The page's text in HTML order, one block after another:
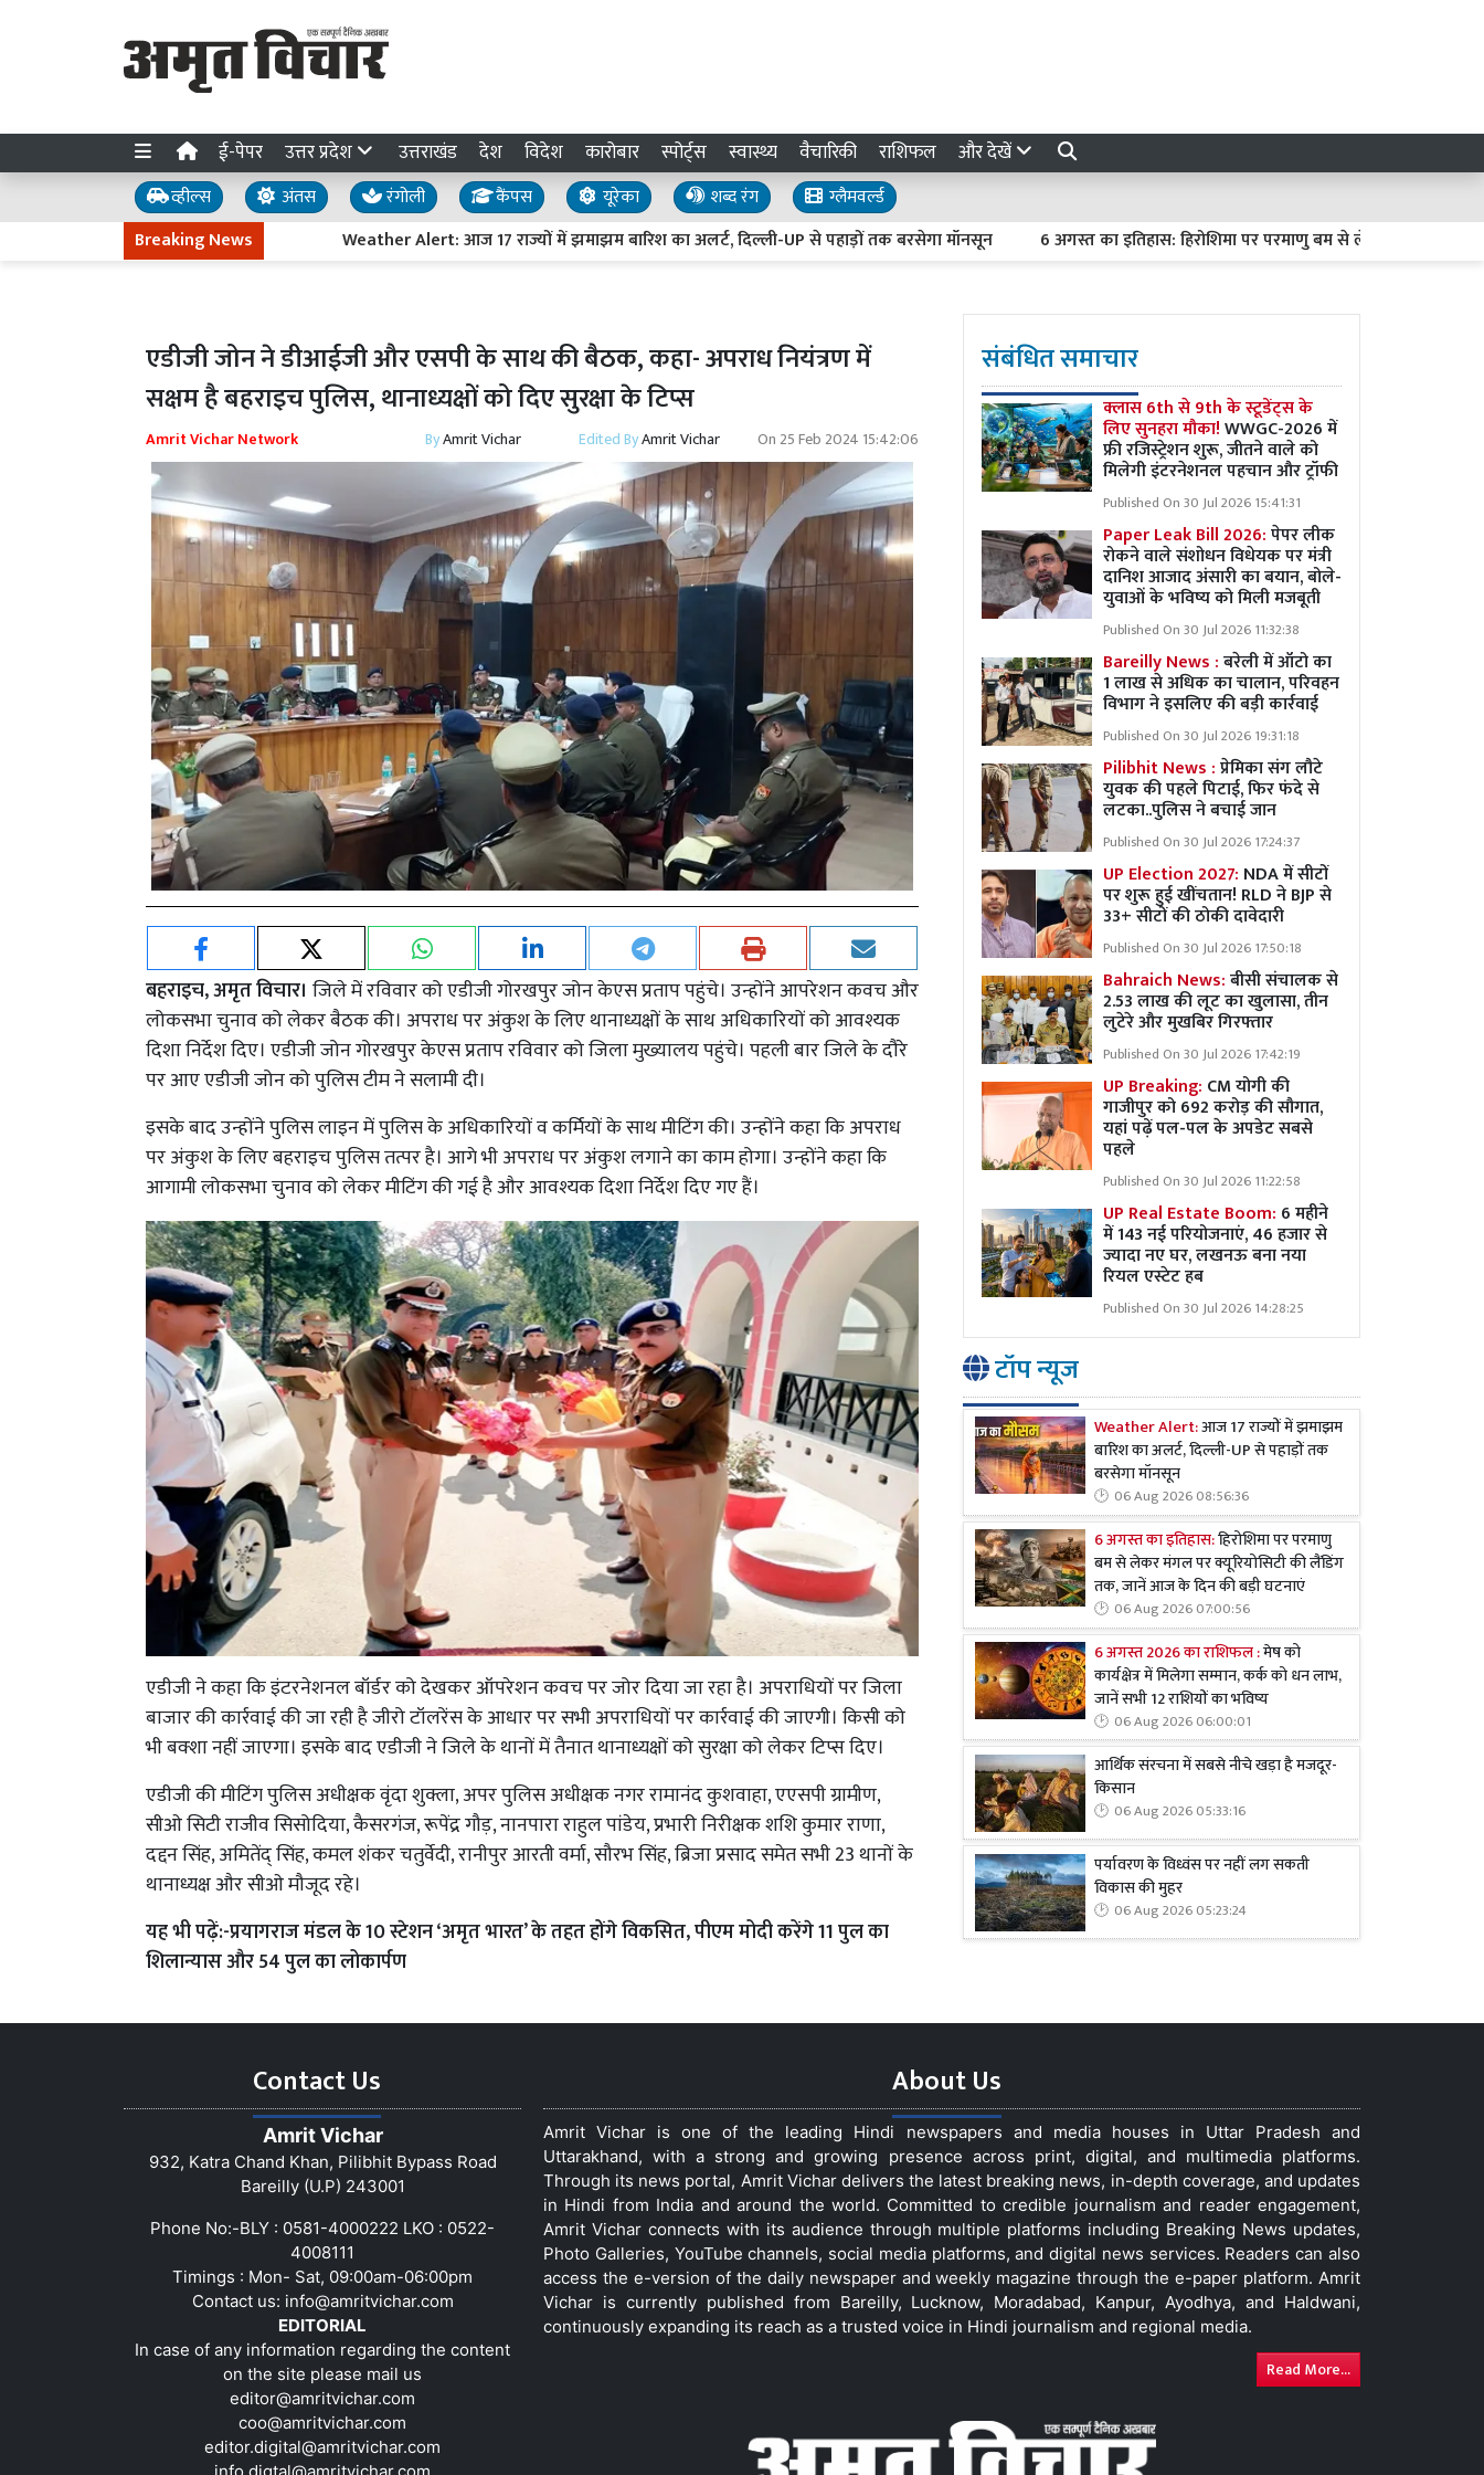
ई-पेपर उत्तर प्रदेश उत्तराखंड देश विदेश कारोबार स्पोर्ट्स स्वास्थ्य वैचारिकी राशिफल और देखें
व्हील्स अंतस रंगोली कैंपस यूरेका शब्द रंग
ग्लैमवर्ल्ड
Breaking News
Weather Alert: आज 17 राज्यों में झमाझम बारिश का अलर्ट, दिल्ली-UP से पहाड़ों तक बरसेगा मॉनसून 6 अगस्त का इतिहास: हिरोशिमा पर परमाणु बम से लेकर मंगल पर
एडीजी जोन ने डीआईजी और एसपी के साथ की बैठक, कहा- अपराध नियंत्रण में
सक्षम है बहराइच पुलिस, थानाध्यक्षों को दिए सुरक्षा के टिप्स
Amrit Vichar Network ByAmrit Vichar Edited ByAmrit Vichar On 25 Feb 2024 15:42:06
बहराइच, अमृत विचार। जिले में रविवार को एडीजी गोरखपुर जोन केएस प्रताप पहुंचे। उन्होंने आपरेशन कवच और
लोकसभा चुनाव को लेकर बैठक की। अपराध पर अंकुश के लिए थानाध्यक्षों के साथ अधिकारियों को आवश्यक
दिशा निर्देश दिए। एडीजी जोन गोरखपुर केएस प्रताप रविवार को जिला मुख्यालय पहुंचे। पहली बार जिले के दौरे
पर आए एडीजी जोन को पुलिस टीम ने सलामी दी।
इसके बाद उन्होंने पुलिस लाइन में पुलिस के अधिकारियों व कर्मियों के साथ मीटिंग की। उन्होंने कहा कि अपराध
पर अंकुश के लिए बहराइच पुलिस तत्पर है। आगे भी अपराध पर अंकुश लगाने का काम होगा। उन्होंने कहा कि
आगामी लोकसभा चुनाव को लेकर मीटिंग की गई है और आवश्यक दिशा निर्देश दिए गए हैं।
एडीजी ने कहा कि इंटरनेशनल बॉर्डर को देखकर ऑपरेशन कवच पर जोर दिया जा रहा है। अपराधियों पर जिला
बाजार की कार्रवाई की जा रही है जीरो टॉलरेंस के आधार पर सभी अपराधियों पर कार्रवाई की जाएगी। किसी को
भी बक्शा नहीं जाएगा। इसके बाद एडीजी ने जिले के थानों में तैनात थानाध्यक्षों को सुरक्षा को लेकर टिप्स दिए।
एडीजी की मीटिंग पुलिस अधीक्षक वृंदा शुक्ला, अपर पुलिस अधीक्षक नगर रामानंद कुशवाहा, एएसपी ग्रामीण,
सीओ सिटी राजीव सिसोदिया, कैसरगंज, रूपेंद्र गौड़, नानपारा राहुल पांडेय, प्रभारी निरीक्षक शशि कुमार राणा,
दद्दन सिंह, अमितेंद् सिंह, कमल शंकर चतुर्वेदी, रानीपुर आरती वर्मा, सौरभ सिंह, ब्रिजा प्रसाद समेत सभी 23 थानों के
थानाध्यक्ष और सीओ मौजूद रहे।
यह भी पढ़ें:-प्रयागराज मंडल के 10 स्टेशन ‘अमृत भारत’ के तहत होंगे विकसित, पीएम मोदी करेंगे 11 पुल का
शिलान्यास और 54 पुल का लोकार्पण
संबंधित समाचार
क्लास 6th से 9th के स्टूडेंट्स के
लिए सुनहरा मौका!WWGC-2026 में
फ्री रजिस्ट्रेशन शुरू, जीतने वाले को
मिलेगी इंटरनेशनल पहचान और ट्रॉफी
Published On 30 Jul 2026 15:41:31
Paper Leak Bill 2026:पेपर लीक
रोकने वाले संशोधन विधेयक पर मंत्री
दानिश आजाद अंसारी का बयान, बोले-
युवाओं के भविष्य को मिली मजबूती
Published On 30 Jul 2026 11:32:38
Bareilly News :बरेली में ऑटो का
1 लाख से अधिक का चालान, परिवहन
विभाग ने इसलिए की बड़ी कार्रवाई
Published On 30 Jul 2026 19:31:18
Pilibhit News :प्रेमिका संग लौटे
युवक की पहले पिटाई, फिर फंदे से
लटका..पुलिस ने बचाई जान
Published On 30 Jul 2026 17:24:37
UP Election 2027: NDA में सीटों
पर शुरू हुई खींचतान! RLD ने BJP से
33+ सीटों की ठोकी दावेदारी
Published On 30 Jul 2026 17:50:18
Bahraich News:बीसी संचालक से
2.53 लाख की लूट का खुलासा, तीन
लुटेरे और मुखबिर गिरफ्तार
Published On 30 Jul 2026 17:42:19
UP Breaking: CM योगी की
गाजीपुर को 692 करोड़ की सौगात,
यहां पढ़ें पल-पल के अपडेट सबसे
पहले
Published On 30 Jul 2026 11:22:58
UP Real Estate Boom: 6 महीने
में 143 नई परियोजनाएं, 46 हजार से
ज्यादा नए घर, लखनऊ बना नया
रियल एस्टेट हब
Published On 30 Jul 2026 14:28:25
टॉप न्यूज
Weather Alert:आज 17 राज्यों में झमाझम
बारिश का अलर्ट, दिल्ली-UP से पहाड़ों तक
बरसेगा मॉनसून
06 Aug 2026 08:56:36
6 अगस्त का इतिहास:हिरोशिमा पर परमाणु
बम से लेकर मंगल पर क्यूरियोसिटी की लैंडिंग
तक, जानें आज के दिन की बड़ी घटनाएं
06 Aug 2026 07:00:56
6 अगस्त 2026 का राशिफल :मेष को
कार्यक्षेत्र में मिलेगा सम्मान, कर्क को धन लाभ,
जानें सभी 12 राशियों का भविष्य
06 Aug 2026 06:00:01
आर्थिक संरचना में सबसे नीचे खड़ा है मजदूर-
किसान
06 Aug 2026 05:33:16
पर्यावरण के विध्वंस पर नहीं लग सकती
विकास की मुहर
06 Aug 2026 05:23:24
Contact Us
Amrit Vichar
932, Katra Chand Khan, Pilibhit Bypass Road
Bareilly (U.P) 243001
Phone No:-BLY : 0581-4000222 LKO : 0522-
4008111
Timings : Mon- Sat, 09:00am-06:00pm
Contact us: info@amritvichar.com
EDITORIAL
In case of any information regarding the content
on the site please mail us
editor@amritvichar.com
coo@amritvichar.com
editor.digital@amritvichar.com
About Us
Amrit Vichar is one of the leading Hindi newspapers and media houses in Uttar Pradesh and
Uttarakhand, with a strong and growing presence across print, digital, and multimedia platforms.
Through its news portal, Amrit Vichar delivers the latest breaking news, in-depth coverage, and updates
in Hindi from India and around the world. Committed to credible journalism and reader engagement,
Amrit Vichar connects with its audience through multiple platforms including Breaking News updates,
Photo Galleries, YouTube channels, social media platforms, and digital news services. Readers can also
access the e-version of the daily newspaper and weekly magazine through the e-paper platform. Amrit
Vichar is currently published from Bareilly, Lucknow, Moradabad, Kanpur, Ayodhya, and Haldwani,
continuously expanding its reach as a trusted voice in Hindi journalism and regional media.
Read More...